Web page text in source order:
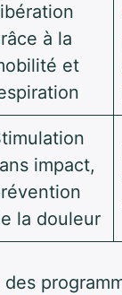
à la
et
impact,
la douleur